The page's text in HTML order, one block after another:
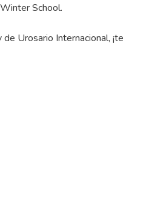
School.
Urosario Internacional, ¡te